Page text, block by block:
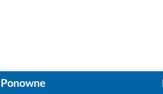
Ponowne